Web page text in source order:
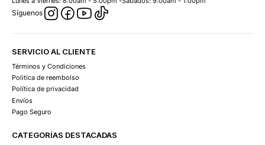
Síguenos
SERVICIO AL CLIENTE
Términos y Condiciones
Politica de reembolso
Política de privacidad
Envíos
Pago Seguro
CATEGORÍAS DESTACADAS